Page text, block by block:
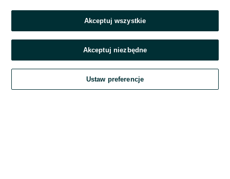
Zaloguj się
Kontynuując za pośrednictwem jednego z dostawców wskazanych powyżej,
OLX.pl w jego aktualnym brzmieniu.
Akceptuj wszystkie
Akceptuj niezbędne
Ustaw preferencje